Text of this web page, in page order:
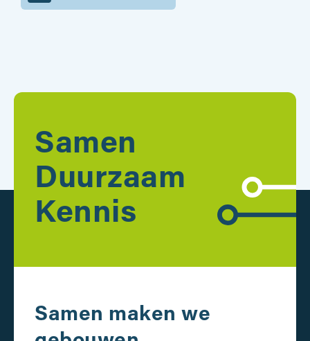
Samen
Duurzaam
Kennis
Samen maken we